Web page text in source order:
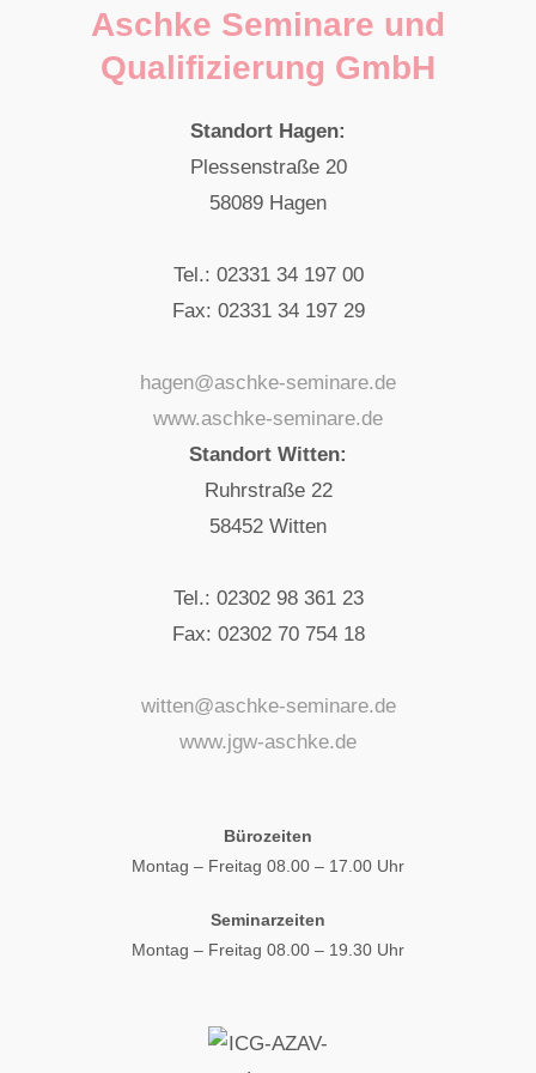
Aschke Seminare und
Qualifizierung GmbH
Standort Hagen:
Plessenstraße 20
58089 Hagen
Tel.: 02331 34 197 00
Fax: 02331 34 197 29
hagen@aschke-seminare.de
www.aschke-seminare.de
Standort Witten:
Ruhrstraße 22
58452 Witten
Tel.: 02302 98 361 23
Fax: 02302 70 754 18
witten@aschke-seminare.de
www.jgw-aschke.de
Bürozeiten
Montag – Freitag 08.00 – 17.00 Uhr
Seminarzeiten
Montag – Freitag 08.00 – 19.30 Uhr